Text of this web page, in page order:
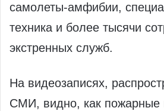
самолеты-амфибии,
техника и более тысячи
экстренных служб.
На видеозаписях,
СМИ, видно, как пожарные